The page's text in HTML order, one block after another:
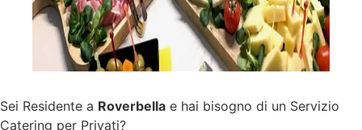
Sei Residente a Roverbella e hai bisogno di un Servizio
Catering per Privati?